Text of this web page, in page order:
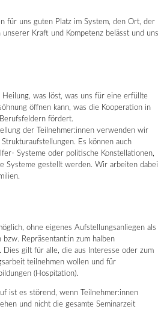
für uns guten Platz im System, den Ort, der
unserer Kraft und Kompetenz belässt und uns
was löst, was uns für eine erfüllte
öffnen kann, was die Kooperation in
fördert.
der Teilnehmer:innen verwenden wir
Es können auch
Systeme oder politische Konstellationen,
Systeme gestellt werden. Wir arbeiten dabei
ohne eigenes Aufstellungsanliegen als
Repräsentant:in zum halben
Dies gilt für alle, die aus Interesse oder zum
teilnehmen wollen und für
(Hospitation).
ist es störend, wenn Teilnehmer:innen
und nicht die gesamte Seminarzeit